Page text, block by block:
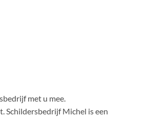
met u mee.
Schildersbedrijf Michel is een